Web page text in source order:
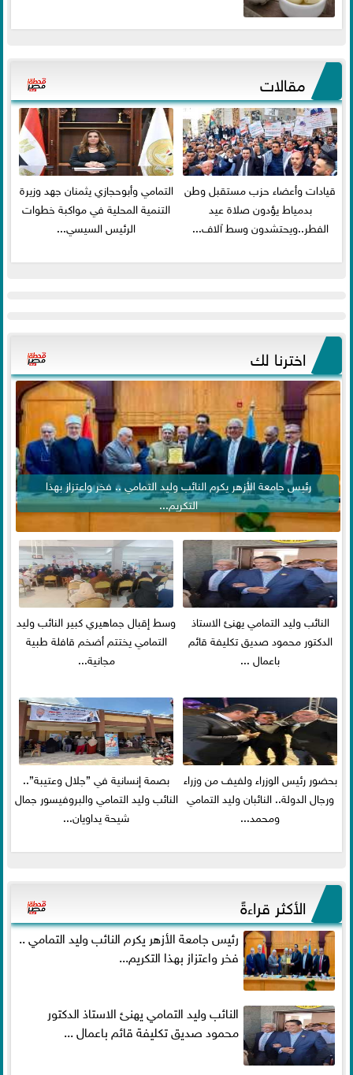
مقالات
قيادات وأعضاء حزب مستقبل وطن
بدمياط يؤدون صلاة عيد
الفطر..ويحتشدون وسط آلاف...
التمامي وأبوحجازي يثمنان جهد وزيرة
التنمية المحلية في مواكبة خطوات
الرئيس السيسي...
اخترنا لك
رئيس جامعة الأزهر يكرم النائب وليد التمامي .. فخر واعتزاز بهذا
التكريم...
النائب وليد التمامي يهنئ الاستاذ
الدكتور محمود صديق تكليفة قائم
باعمال ...
وسط إقبال جماهيري كبير النائب وليد
التمامي يختتم أضخم قافلة طبية
مجانية...
بحضور رئيس الوزراء ولفيف من وزراء
ورجال الدولة.. النائبان وليد التمامي
ومحمد...
بصمة إنسانية في ”جلال وعتيبة”..
النائب وليد التمامي والبروفيسور جمال
شيحة يداويان...
الأكثر قراءةً
رئيس جامعة الأزهر يكرم النائب وليد التمامي ..
فخر واعتزاز بهذا التكريم...
النائب وليد التمامي يهنئ الاستاذ الدكتور
محمود صديق تكليفة قائم باعمال ...